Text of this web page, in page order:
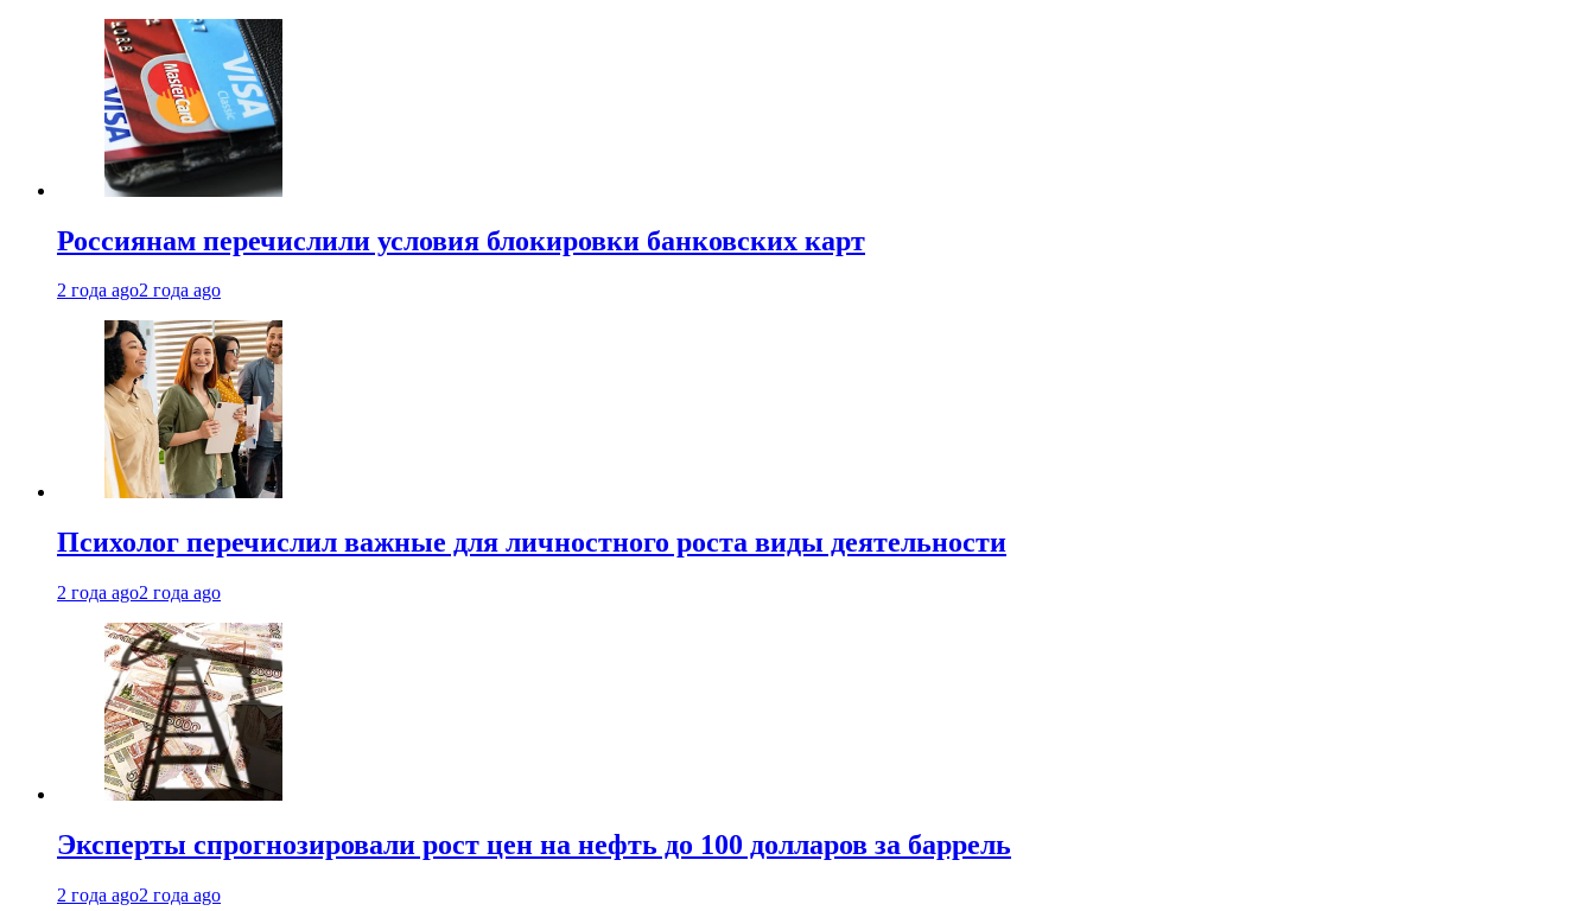
Россиянам перечислили условия блокировки банковских карт
2 года ago2 года ago
Психолог перечислил важные для личностного роста виды деятельности
2 года ago2 года ago
Эксперты спрогнозировали рост цен на нефть до 100 долларов за баррель
2 года ago2 года ago